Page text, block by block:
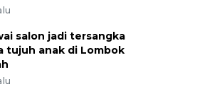
salon jadi tersangka
tujuh anak di Lombok